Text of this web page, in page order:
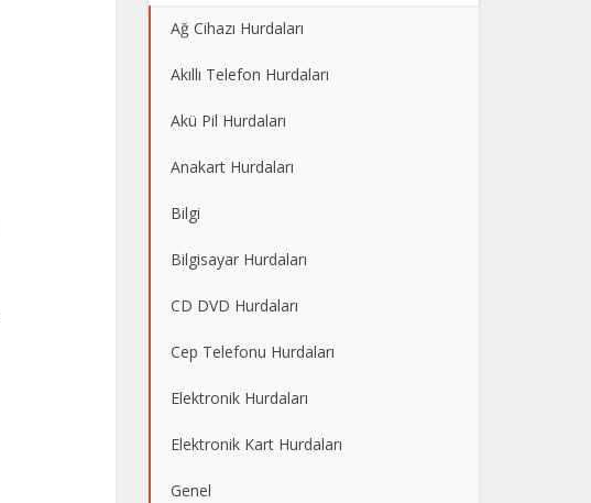
Ağ Cihazı Hurdaları
Akıllı Telefon Hurdaları
Akü Pil Hurdaları
Anakart Hurdaları
Bilgi
Bilgisayar Hurdaları
CD DVD Hurdaları
Cep Telefonu Hurdaları
Elektronik Hurdaları
Elektronik Kart Hurdaları
Genel